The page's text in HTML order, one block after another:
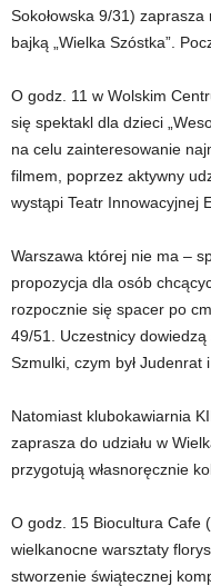
Sokołowska 9/31)
bajką „Wielka Szóstka”.
O godz. 11 w Wolskim
się spektakl dla dzieci
na celu zainteresowanie
filmem, poprzez aktywny
wystąpi Teatr Innowacyjnej
Warszawa której nie ma –
propozycja dla osób
rozpocznie się spacer po
49/51. Uczestnicy dowiedzą
Szmulki, czym był Judenrat
Natomiast klubokawiarnia
zaprasza do udziału w
przygotują własnoręcznie
O godz. 15 Biocultura Cafe
wielkanocne warsztaty
stworzenie świątecznej